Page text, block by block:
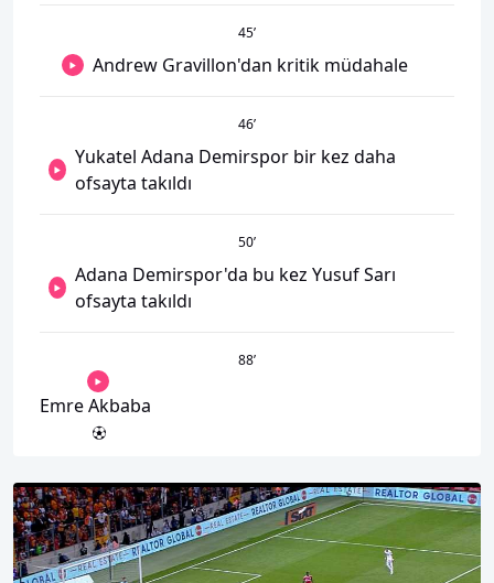
45’
Andrew Gravillon'dan kritik müdahale
46’
Yukatel Adana Demirspor bir kez daha
ofsayta takıldı
50’
Adana Demirspor'da bu kez Yusuf Sarı
ofsayta takıldı
88’
Emre Akbaba